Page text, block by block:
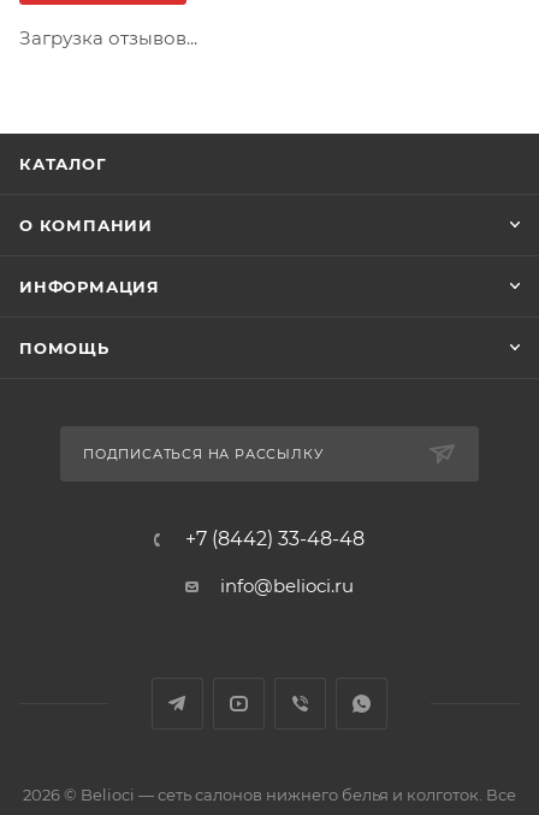
Загрузка отзывов...
КАТАЛОГ
О КОМПАНИИ
ИНФОРМАЦИЯ
ПОМОЩЬ
ПОДПИСАТЬСЯ НА РАССЫЛКУ
+7 (8442) 33-48-48
info@belioci.ru
2026 © Belioci — сеть салонов нижнего белья и колготок. Все